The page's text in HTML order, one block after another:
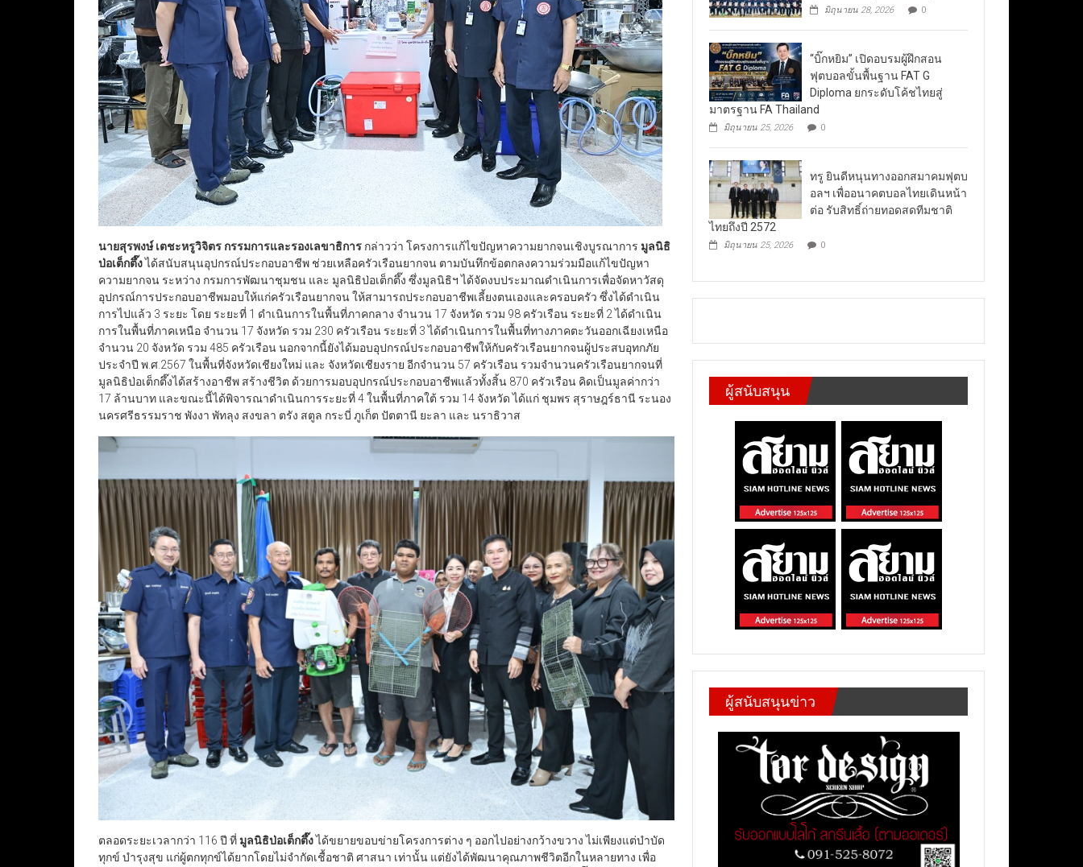
นายสุรพงษ์ เตชะหรูวิจิตร กรรมการและรองเลขาธิการ กล่าวว่า โครงการแก้ไขปัญหาความยากจนเชิงบูรณาการ มูลนิธิ
ป่อเต็กตึ๊งได้สนับสนุนอุปกรณ์ประกอบอาชีพ ช่วยเหลือครัวเรือนยากจน ตามบันทึกข้อตกลงความร่วมมือแก้ไขปัญหา
ความยากจน ระหว่าง กรมการพัฒนาชุมชน และ มูลนิธิป่อเต็กตึ๊ง ซึ่งมูลนิธิฯ ได้จัดงบประมาณดำเนินการเพื่อจัดหาวัสดุ
อุปกรณ์การประกอบอาชีพมอบให้แก่ครัวเรือนยากจน ให้สามารถประกอบอาชีพเลี้ยงตนเองและครอบครัว ซึ่งได้ดำเนิน
การไปแล้ว 3 ระยะ โดย ระยะที่ 1 ดำเนินการในพื้นที่ภาคกลาง จำนวน 17 จังหวัด รวม 98 ครัวเรือน ระยะที่ 2 ได้ดำเนิน
การในพื้นที่ภาคเหนือ จำนวน 17 จังหวัด รวม 230 ครัวเรือน ระยะที่ 3 ได้ดำเนินการในพื้นที่ทางภาคตะวันออกเฉียงเหนือ
จำนวน 20 จังหวัด รวม 485 ครัวเรือน นอกจากนี้ยังได้มอบอุปกรณ์ประกอบอาชีพให้กับครัวเรือนยากจนผู้ประสบอุทกภัย
ประจำปี พ.ศ.2567 ในพื้นที่จังหวัดเชียงใหม่ และ จังหวัดเชียงราย อีกจำนวน 57 ครัวเรือน รวมจำนวนครัวเรือนยากจนที่
มูลนิธิป่อเต็กตึ๊งได้สร้างอาชีพ สร้างชีวิต ด้วยการมอบอุปกรณ์ประกอบอาชีพแล้วทั้งสิ้น 870 ครัวเรือน คิดเป็นมูลค่ากว่า
17 ล้านบาท และขณะนี้ได้พิจารณาดำเนินการระยะที่ 4 ในพื้นที่ภาคใต้ รวม 14 จังหวัด ได้แก่ ชุมพร สุราษฎร์ธานี ระนอง
นครศรีธรรมราช พังงา พัทลุง สงขลา ตรัง สตูล กระบี่ ภูเก็ต ปัตตานี ยะลา และ นราธิวาส
ตลอดระยะเวลากว่า 116 ปี ที่ มูลนิธิป่อเต็กตึ๊งได้ขยายขอบข่ายโครงการต่าง ๆ ออกไปอย่างกว้างขวาง ไม่เพียงแต่บำบัด
ทุกข์ บำรุงสุข แก่ผู้ตกทุกข์ได้ยากโดยไม่จำกัดเชื้อชาติ ศาสนา เท่านั้น แต่ยังได้พัฒนาคุณภาพชีวิตอีกในหลายทาง เพื่อ
มิถุนายน 28, 2026 0
“บิ๊กหยิม” เปิดอบรมผู้ฝึกสอน
ฟุตบอลขั้นพื้นฐาน FAT G
Diploma ยกระดับโค้ชไทยสู่
มาตรฐาน FA Thailand
มิถุนายน 25, 2026 0
ทรู ยินดีหนุนทางออกสมาคมฟุตบ
อลฯ เพื่ออนาคตบอลไทยเดินหน้า
ต่อ รับสิทธิ์ถ่ายทอดสดทีมชาติ
ไทยถึงปี 2572
มิถุนายน 25, 2026 0
ผู้สนับสนุน
ผู้สนับสนุนข่าว